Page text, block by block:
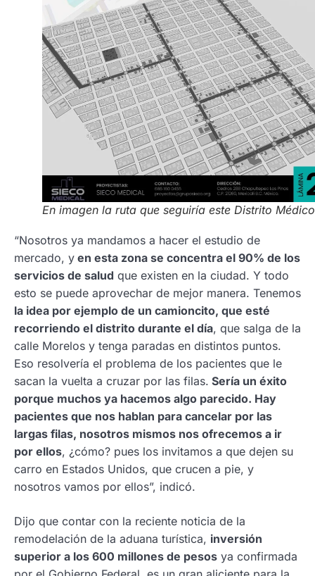
En imagen la ruta que seguiría este Distrito
“Nosotros ya mandamos a hacer el estudio de
mercado, y en esta zona se concentra el 90% de los
servicios de salud que existen en la ciudad. Y todo
esto se puede aprovechar de mejor manera. Tenemos
la idea por ejemplo de un camioncito, que esté
recorriendo el distrito durante el día, que salga de la
calle Morelos y tenga paradas en distintos puntos.
Eso resolvería el problema de los pacientes que le
sacan la vuelta a cruzar por las filas. Sería un éxito
porque muchos ya hacemos algo parecido. Hay
pacientes que nos hablan para cancelar por las
largas filas, nosotros mismos nos ofrecemos a ir
por ellos, ¿cómo? pues los invitamos a que dejen su
carro en Estados Unidos, que crucen a pie, y
nosotros vamos por ellos”, indicó.
Dijo que contar con la reciente noticia de la
remodelación de la aduana turística, inversión
superior a los 600 millones de pesos ya confirmada